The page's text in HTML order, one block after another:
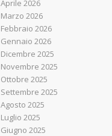
Aprile 2026
Marzo 2026
Febbraio 2026
Gennaio 2026
Dicembre 2025
Novembre 2025
Ottobre 2025
Settembre 2025
Agosto 2025
Luglio 2025
Giugno 2025